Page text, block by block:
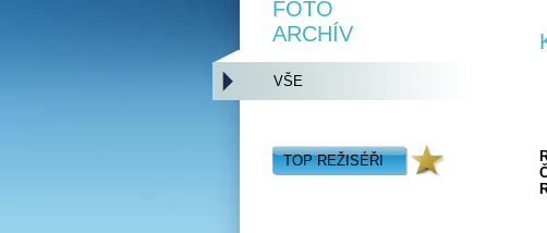
FOTO
ARCHÍV
VŠE
TOP REŽISÉŘI